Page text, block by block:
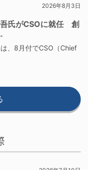
2026年8月3日
氏がCSOに就任 創
、8月付でCSO（Chief